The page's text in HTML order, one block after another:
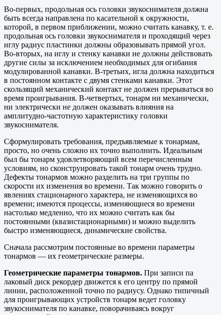
Во-первых, продольная ось головки звукоснимателя должна
быть всегда направлена по касательной к окружности,
которой, в первом приближении, можно считать канавку, т. е.
продольная ось головки звукоснимателя и проходящий через
иглу радиус пластинки должны образовывать прямой угол.
Во-вторых, на иглу и стенку канавки не должны действовать
другие силы за исключением необходимых для огибания
модулированной канавки. В-третьих, игла должна находиться
в постоянном контакте с двумя стенками канавки. Этот
скользящий механический контакт не должен прерываться во
время проигрывания. В-четвертых, тонарм ни механически,
ни электрически не должен оказывать влияния на
амплитудно-частотную характеристику головки
звукоснимателя.
Сформулировать требования, предъявляемые к тонармам,
просто, но очень сложно их точно выполнить. Идеальным
был бы тонарм удовлетворяющий всем перечисленным
условиям, но сконструировать такой тонарм очень трудно.
Дефекты тонармов можно разделить на три группы по
скорости их изменения во времени. Так можно говорить о
явлениях стационарного характера, не изменяющихся во
времени; имеются процессы, изменяющиеся во времени
настолько медленно, что их можно считать как бы
постоянными (квазистационарными) и можно выделить
быстро изменяющиеся, динамические свойства.
Сначала рассмотрим постоянные во времени параметры
тонармов — их геометрические размеры.
Геометрические параметры тонармов. При записи па
лаковый диск рекордер движется к его центру по прямой
линии, расположенной точно по радиусу. Однако типичный
для проигрывающих устройств тонарм ведет головку
звукоснимателя по канавке, поворачиваясь вокруг